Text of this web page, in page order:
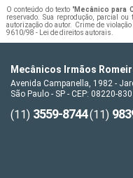
O conteúdo do texto "Mecânico para
reservado. Sua reprodução, parcial
autorização do autor. Crime de
9610/98 - Lei de direitos autorais.
Mecânicos Irmãos
Avenida Campanella, 1982 -
São Paulo - SP - CEP: 08220-830
(11) 3559-8744(11)